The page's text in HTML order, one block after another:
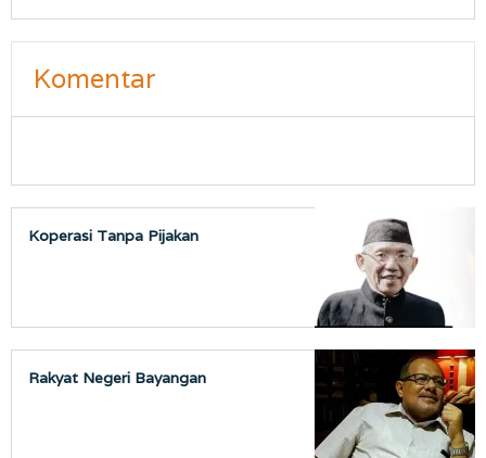
Komentar
Koperasi Tanpa Pijakan
Rakyat Negeri Bayangan